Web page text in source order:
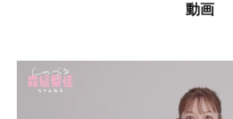
動画